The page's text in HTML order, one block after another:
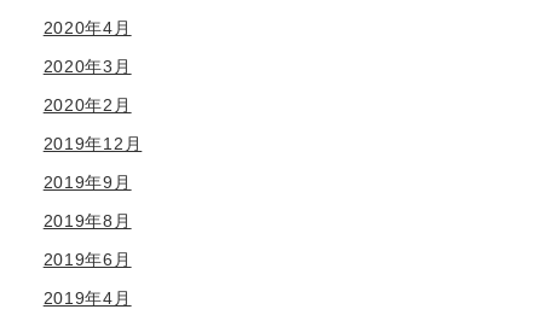
2020年4月
2020年3月
2020年2月
2019年12月
2019年9月
2019年8月
2019年6月
2019年4月